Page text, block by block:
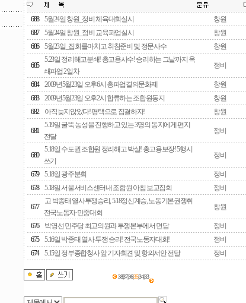
688 5월24일 창원_정비 체육대회실시 창원
687
5월24일 창원_정비 교육파업실시 창원
686
5월23일_집회를마치고 취침준비 및 정문사수 창원
685
5.23일 정리해고분쇄! 총고용사수! 승리하는 그날까지 옥
쇄파업 2일차
정비
684 2009년5월23일 오후6시 총파업결의문화제 창원
683
2009년5월23일 오후2시 합류하는 조합원동지 창원
682
아직늦지않았다! 평택으로 집결하자! 창원
681
5.19일 굴뚝 농성을 진행하고 있는 3명의 동지에게 편지
전달
정비
680
5.18일 수도권 조합원 정리해고 박살! 총고용보장! 5행시
쓰기
정비
679 5.18일 광주분회 정비
678
5.18일 서울서비스센터내 조합원 아침 보고집회 정비
677
고 박종태 열사투쟁승리, 5.18정신계승, 노동기본권쟁취
전국노동자·민중대회
창원
676 박영선 민주당 최고의원과 투쟁본부에서 면담 정비
675
5.16일 박종태 열사 투쟁 승리! 전국노동자대회! 정비
674
5.15일 정부종합청사 앞 기자회견 및 항의서안 전달 정비
38|37|36|3534|33